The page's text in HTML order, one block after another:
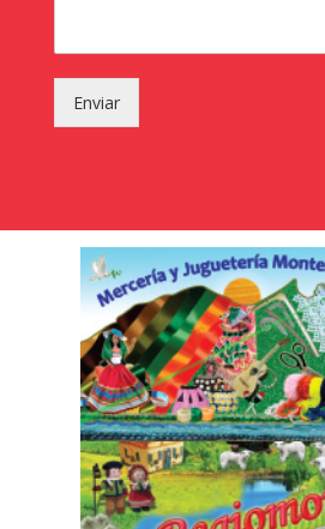
Enviar